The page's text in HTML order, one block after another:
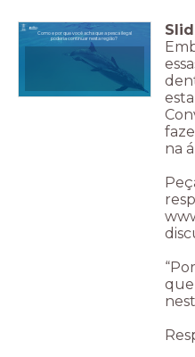
Como e por que você acha que a pesca ilegal
poderia continuar nesta região?
na
que